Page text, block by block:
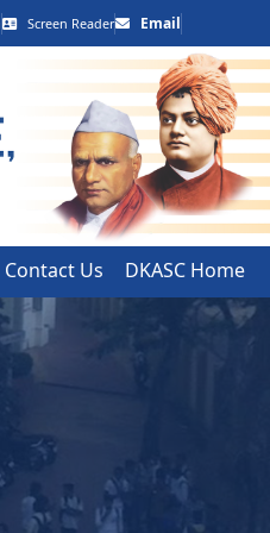
Screen Reader Email
Contact Us DKASC Home